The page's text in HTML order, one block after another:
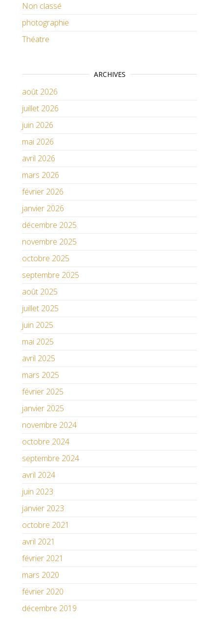
Non classé
photographie
Théatre
ARCHIVES
août 2026
juillet 2026
juin 2026
mai 2026
avril 2026
mars 2026
février 2026
janvier 2026
décembre 2025
novembre 2025
octobre 2025
septembre 2025
août 2025
juillet 2025
juin 2025
mai 2025
avril 2025
mars 2025
février 2025
janvier 2025
novembre 2024
octobre 2024
septembre 2024
avril 2024
juin 2023
janvier 2023
octobre 2021
avril 2021
février 2021
mars 2020
février 2020
décembre 2019